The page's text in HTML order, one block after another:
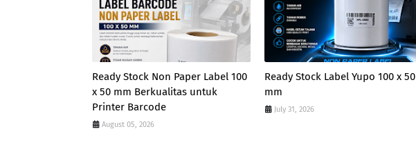
Ready Stock Non Paper Label 100
x 50 mm Berkualitas untuk
Printer Barcode
August 05, 2026
Ready Stock Label Yupo 100 x 50
mm
July 31, 2026